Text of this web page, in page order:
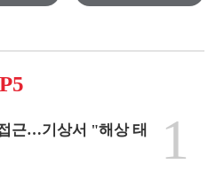
근…기상서 "해상 태
1